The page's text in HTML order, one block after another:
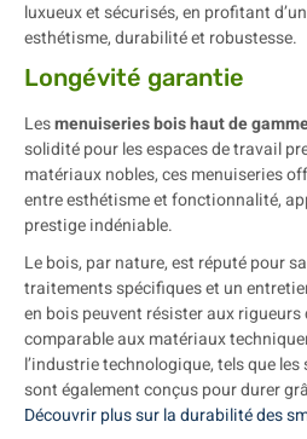
luxueux et sécurisés, en profitant
esthétisme, durabilité et robustesse.
Longévité garantie
Lesmenuiseries bois haut de
solidité pour les espaces de travail
matériaux nobles, ces menuiseries
entre esthétisme et fonctionnalité,
prestige indéniable.
Le bois, par nature, est réputé pour sa
traitements spécifiques et un
en bois peuvent résister aux rigueurs
comparable aux matériaux
l’industrie technologique, tels que
sont également conçus pour durer
Découvrir plus sur la durabilité des